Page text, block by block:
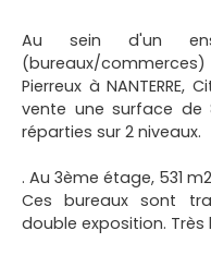
Au sein d'un
(bureaux/
Pierreux à
vente une surface de
réparties sur 2 niveaux.
. Au 3ème étage, 531
Ces bureaux sont
double exposition. Très